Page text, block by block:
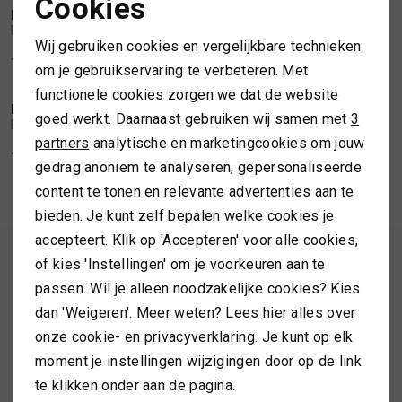
TASSEN
TOPS EN SHIRTS
TRUIEN
VESTEN
/2
BARBOUR
149,99 109,99
/2
SALE
BARBOUR
Barbour x Farm Rio cami wellington
143,99
1 /2
BARBOUR
Barbour Kirkton chelsea welly
ALTIJD ALS EERSTE OP DE HOOGTE ZIJN?
Schrijf je in en ontvang 10% korting op je 1e bestelling
AANMELDEN
Noodzakelijke cookies
Analytische cookies
Marketing cookies
Cookies
Wij gebruiken cookies en vergelijkbare technieken
om je gebruikservaring te verbeteren. Met
functionele cookies zorgen we dat de website
goed werkt. Daarnaast gebruiken wij samen met 3
partners analytische en marketingcookies om jouw
gedrag anoniem te analyseren, gepersonaliseerde
content te tonen en relevante advertenties aan te
bieden. Je kunt zelf bepalen welke cookies je
accepteert. Klik op 'Accepteren' voor alle cookies,
of kies 'Instellingen' om je voorkeuren aan te
passen. Wil je alleen noodzakelijke cookies? Kies
dan 'Weigeren'. Meer weten? Lees hier alles over
onze cookie- en privacyverklaring. Je kunt op elk
moment je instellingen wijzigingen door op de link
te klikken onder aan de pagina.